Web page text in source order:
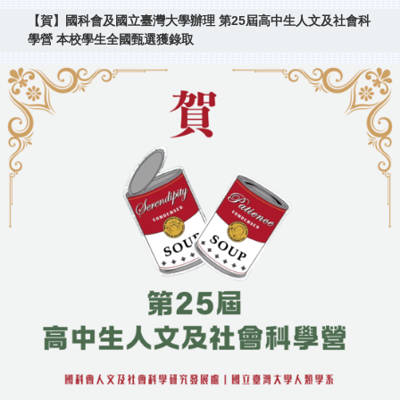
【賀】國科會及國立臺灣大學辦理 第25屆高中生人文及社會科
學營 本校學生全國甄選獲錄取